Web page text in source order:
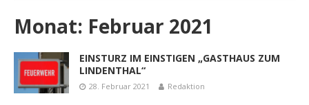
Monat: Februar 2021
EINSTURZ IM EINSTIGEN „GASTHAUS ZUM
LINDENTHAL“
28. Februar 2021 Redaktion